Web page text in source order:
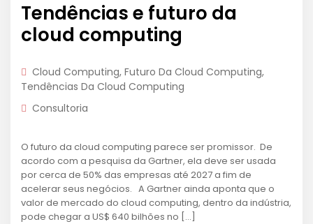
Tendências e futuro da
cloud computing
Cloud Computing, Futuro Da Cloud Computing,
Tendências Da Cloud Computing
Consultoria
O futuro da cloud computing parece ser promissor. De
acordo com a pesquisa da Gartner, ela deve ser usada
por cerca de 50% das empresas até 2027 a fim de
acelerar seus negócios. A Gartner ainda aponta que o
valor de mercado do cloud computing, dentro da indústria,
pode chegar a US$ 640 bilhões no […]